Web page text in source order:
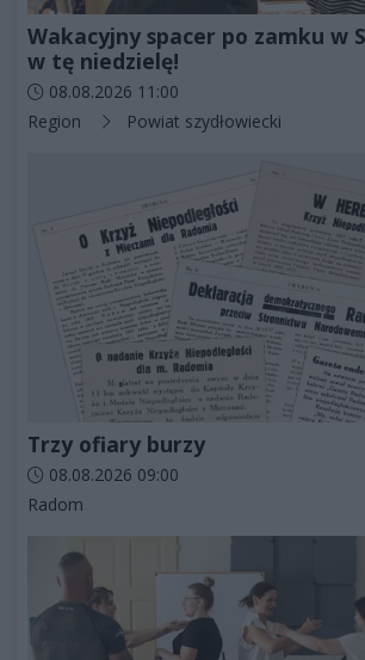
Wakacyjny spacer po zamku w
w tę niedzielę!
Data dodania artykułu:
08.08.2026 11:00
Kategorie artykułu:
Region Powiat szydłowiecki
Trzy ofiary burzy
Data dodania artykułu:
08.08.2026 09:00
Kategorie artykułu:
Radom